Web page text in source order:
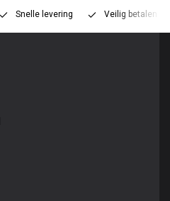
Snelle levering Veilig betalen